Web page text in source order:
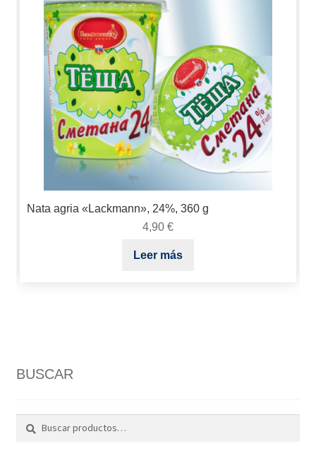
Nata agria «Lackmann», 24%, 360 g
4,90 €
Leer más
BUSCAR
por: